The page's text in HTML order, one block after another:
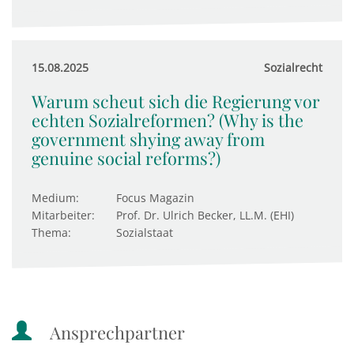
15.08.2025 Sozialrecht
Warum scheut sich die Regierung vor
echten Sozialreformen? (Why is the
government shying away from
genuine social reforms?)
Medium:
Focus Magazin
Mitarbeiter:
Prof. Dr. Ulrich Becker, LL.M. (EHI)
Thema:
Sozialstaat
Ansprechpartner